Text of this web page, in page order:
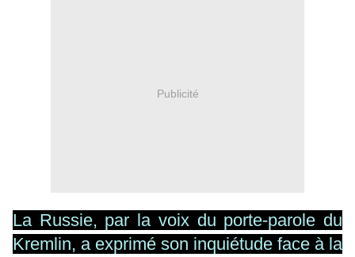
Publicité
La Russie, par la voix du porte-parole du
Kremlin, a exprimé son inquiétude face à la